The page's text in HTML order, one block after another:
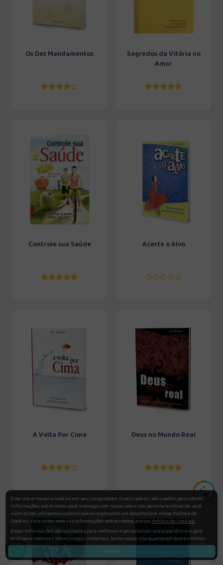
Os Dez Mandamentos
Segredos da Vitória no
Amor
Controle sua Saúde Acerte o Alvo
A Volta Por Cima Deus no Mundo Real
Este site armazena cookies em seu computador. Esses cookies são usados para coletar
informações sobre como você interage com nosso site e nos permite lembrar de você.
Além disso, utilizamos outros cookies explicados em detalhes em nossa Política de
Cookies. Para obter todas as informações sobre o tema, acessePolítica de Cookies.
Essas informações são utilizadas para melhorar e personalizar sua experiência e para
análises e métricas sobre nossos visitantes, tanto nesse site quanto em outras mídias.
Aceito